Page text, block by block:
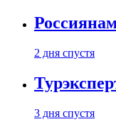
2 дня спустя
3 дня спустя